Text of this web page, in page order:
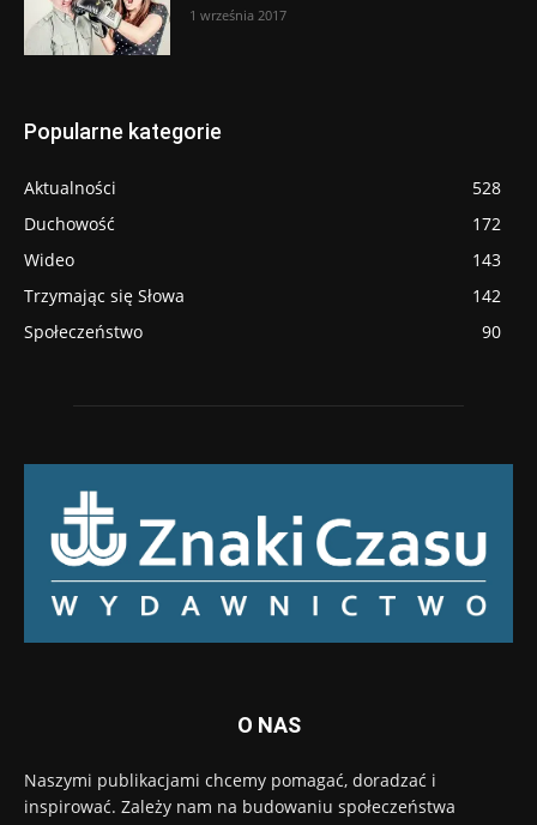
1 września 2017
Popularne kategorie
Aktualności
528
Duchowość
172
Wideo
143
Trzymając się Słowa
142
Społeczeństwo
90
O NAS
Naszymi publikacjami chcemy pomagać, doradzać i
inspirować. Zależy nam na budowaniu społeczeństwa